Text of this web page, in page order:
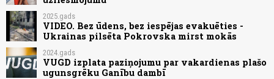
2025.gads
VIDEO. Bez ūdens, bez iespējas evakuēties -
Ukrainas pilsēta Pokrovska mirst mokās
2024.gads
VUGD izplata paziņojumu par vakardienas plašo
ugunsgrēku Ganību dambī